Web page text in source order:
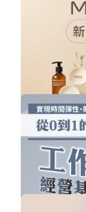
專業研習-學
刮痧實體課程
購買後有效期限
MGA刮痧線
刮痧商品
購買後有效期限